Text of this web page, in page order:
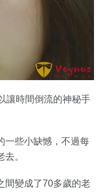
讓時間倒流的神秘手
一些小缺憾，不過每
。
間變成了70多歲的老